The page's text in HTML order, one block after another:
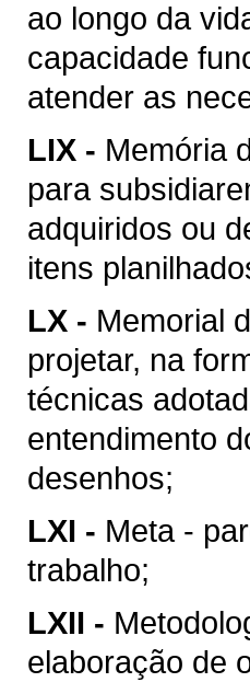
ao longo da
capacidade
atender as
LIX - Memória
para
adquiridos ou
itens
LX - Memorial
projetar, na
técnicas
entendimento
desenhos;
LXI - Meta -
trabalho;
LXII -
elaboração de